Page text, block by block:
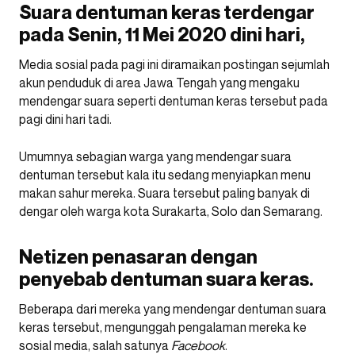
Suara dentuman keras terdengar
pada Senin, 11 Mei 2020 dini hari,
Media sosial pada pagi ini diramaikan postingan sejumlah
akun penduduk di area Jawa Tengah yang mengaku
mendengar suara seperti dentuman keras tersebut pada
pagi dini hari tadi.
Umumnya sebagian warga yang mendengar suara
dentuman tersebut kala itu sedang menyiapkan menu
makan sahur mereka. Suara tersebut paling banyak di
dengar oleh warga kota Surakarta, Solo dan Semarang.
Netizen penasaran dengan
penyebab dentuman suara keras.
Beberapa dari mereka yang mendengar dentuman suara
keras tersebut, mengunggah pengalaman mereka ke
sosial media, salah satunya Facebook.